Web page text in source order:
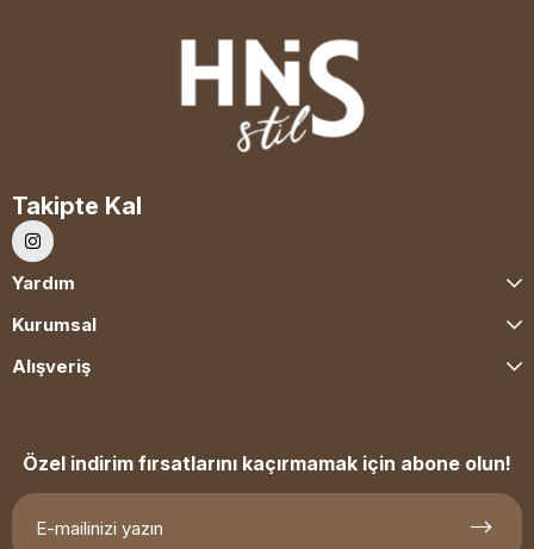
Takipte Kal
Yardım
Kurumsal
Alışveriş
Özel indirim fırsatlarını kaçırmamak için abone olun!